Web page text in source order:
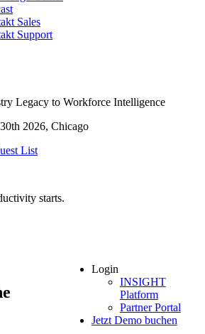
Sales
Support
Legacy to Workforce Intelligence
2026, Chicago
List
starts.
Login
INSIGHT
Platform
Partner Portal
Jetzt Demo buchen